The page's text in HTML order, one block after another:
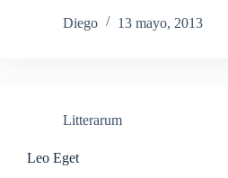
Diego 13 mayo, 2013
Litterarum
Leo Eget